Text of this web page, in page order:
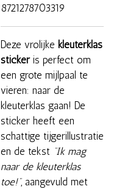
8721278703319
Deze vrolijke kleuterklas
stickeris perfect om
een grote mijlpaal te
vieren: naar de
kleuterklas gaan! De
sticker heeft een
schattige tijgerillustratie
en de tekst “Ik mag
naar de kleuterklas
toe!”, aangevuld met